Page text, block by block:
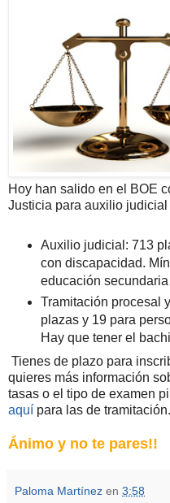
Hoy han salido en el BOE
Justicia para auxilio judicial
Auxilio judicial: 713
con discapacidad.
educación
Tramitación procesal
plazas y 19 para
Hay que tener el
Tienes de plazo para
quieres más información
tasas o el tipo de examen
aquí para las de tramitación.
Ánimo y no te pares!!
Paloma Martínez en 3:58